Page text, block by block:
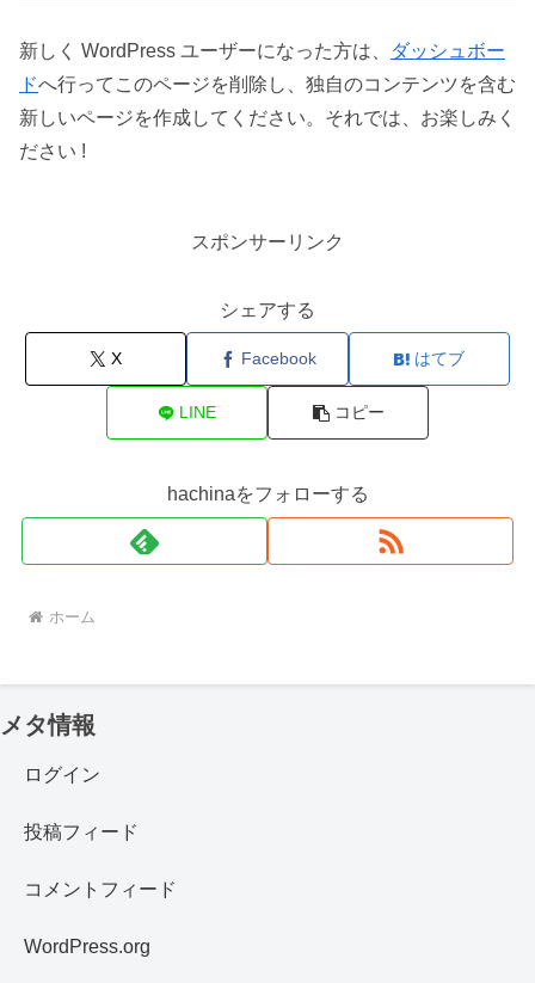
新しく WordPress ユーザーになった方は、
ダッシュボー
ドへ行ってこのページを削除し、独自のコンテンツを含む
新しいページを作成してください。それでは、お楽しみく
ださい !
スポンサーリンク
シェアする
X Facebook はてブ
LINE コピー
hachinaをフォローする
ホーム
メタ情報
ログイン
投稿フィード
コメントフィード
WordPress.org